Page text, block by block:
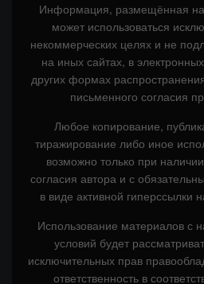
Информация, размещённая на
может использоваться
некоммерческих целях и не
на иных сайтах, в
других формах
письменного согласия
Любое копирование,
тиражирование либо иное
возможно только при
согласия автора и с
в виде активной гиперссылки
Использование материалов с
условий будет
исключительных прав
ответственность в